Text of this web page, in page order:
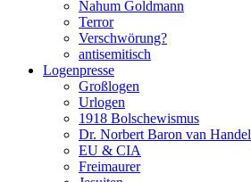
Nahum Goldmann
Terror
Verschwörung?
antisemitisch
Logenpresse
Großlogen
Urlogen
1918 Bolschewismus
Dr. Norbert Baron van Handel
EU & CIA
Freimaurer